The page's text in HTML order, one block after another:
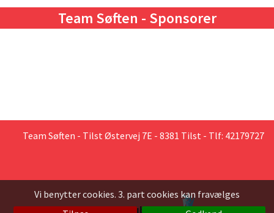
Vi benytter cookies. 3. part cookies kan fravælges
Team Søften - Sponsorer
Team Søften - Tilst Østervej 7E - 8381 Tilst - Tlf: 42179727
en løsning fra Klubmodul